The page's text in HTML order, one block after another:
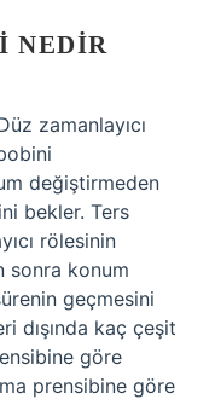
NEDIR
zamanlayıcı
değiştirmeden
bekler. Ters
rölesinin
sonra konum
geçmesini
dışında kaç çeşit
göre
prensibine göre